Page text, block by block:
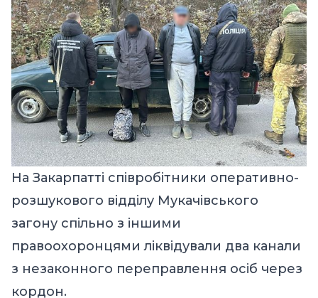
На Закарпатті співробітники оперативно-
розшукового відділу Мукачівського
загону спільно з іншими
правоохоронцями ліквідували два канали
з незаконного переправлення осіб через
кордон.